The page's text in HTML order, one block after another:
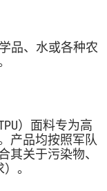
品、水或各种农
）面料专为高
产品均按照军队
其关于污染物、
。